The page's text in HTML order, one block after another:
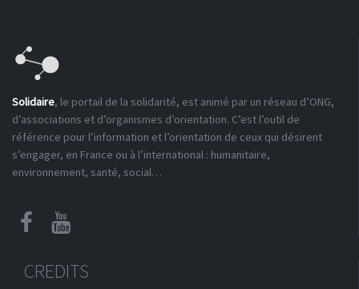
Solidaire, le portail de la solidarité, est animé par un réseau d’ONG,
d’associations et d’organismes d’orientation. C’est l’outil de
référence pour l’information et l’orientation de ceux qui désirent
s’engager, en France ou à l’international : humanitaire,
environnement, santé, social…
CREDITS